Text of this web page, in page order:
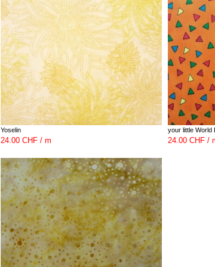
Yoselin
24.00 CHF / m
your little World
24.00 CHF /